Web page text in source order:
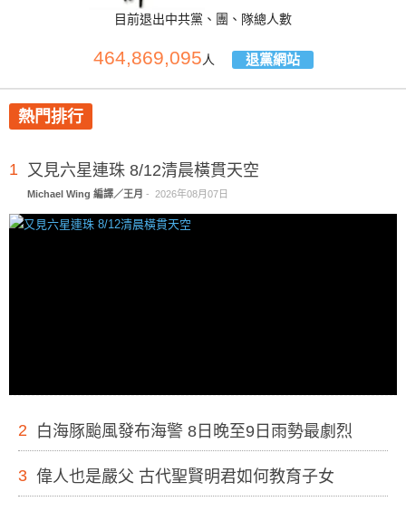
目前退出中共黨、團、隊總人數
464,869,095人 退黨網站
熱門排行
1 又見六星連珠 8/12清晨橫貫天空
Michael Wing 編譯／王月 - 2026年08月07日
2 白海豚颱風發布海警 8日晚至9日雨勢最劇烈
3 偉人也是嚴父 古代聖賢明君如何教育子女